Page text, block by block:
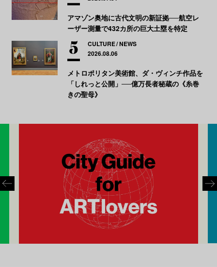
アマゾン奥地に古代文明の新証拠──航空レ
ーザー測量で432カ所の巨大土塁を特定
CULTURE NEWS
2026.08.06
メトロポリタン美術館、ダ・ヴィンチ作品を
「しれっと公開」──億万長者秘蔵の《糸巻
きの聖母》